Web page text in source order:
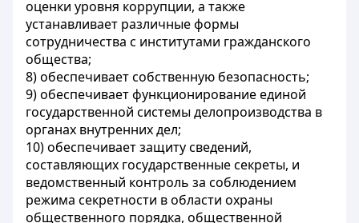
оценки уровня коррупции, а также
устанавливает различные формы
сотрудничества с институтами гражданского
общества;
8) обеспечивает собственную безопасность;
9) обеспечивает функционирование единой
государственной системы делопроизводства в
органах внутренних дел;
10) обеспечивает защиту сведений,
составляющих государственные секреты, и
ведомственный контроль за соблюдением
режима секретности в области охраны
общественного порядка, общественной